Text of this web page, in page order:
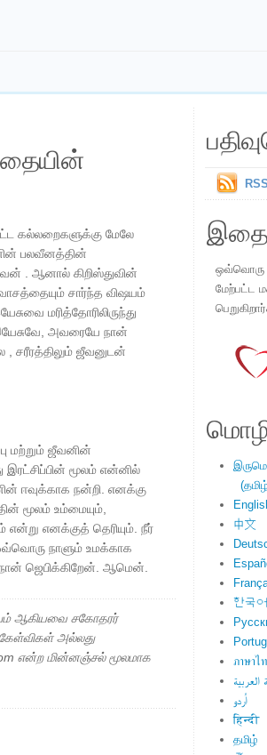
கல்லறைகளுக்கு மேலே
பலவீனத்தின்
. ஆனால் கிறிஸ்துவின்
சார்ந்த விஷயம்
மரித்தோரிலிருந்து
அவரையே நான்
, சரீரத்திலும் ஜீவனுடன்
மற்றும் ஜீவனின்
இரட்சிப்பின் மூலம் என்னில்
ஈவுக்காக நன்றி. எனக்கு
மூலம் உம்மையும்,
என்று எனக்குத் தெரியும். நீர்
நாளும் உமக்காக
ஜெபிக்கிறேன். ஆமென்.
ஆகியவை சகோதரர்
அல்லது
என்ற மின்னஞ்சல் மூலமாக
RSS
ஒவ்வொரு
மேற்பட்ட
中文
한국어
ภาษาไ
العربية
اُردو
हिन्दी
தமிழ்